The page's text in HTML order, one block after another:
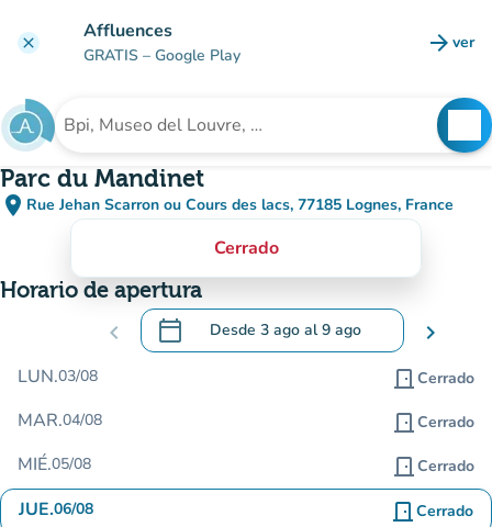
clear Affluences
GRATIS – Google Play arrow_forward ver
Buscar un establecimiento
Parc du Mandinet
place Rue Jehan Scarron ou Cours des lacs, 77185 Lognes, France
(abrir en Google Maps)
(nueva pestaña)
Cerrado
Horario de apertura
chevron_left calendar_today Desde 3 ago al9 ago
.Abra el calendario para cambiar las
chevron_right
LUN.03/08 door_front Cerrado
MAR.04/08 door_front Cerrado
MIÉ.05/08 door_front Cerrado
JUE.06/08 door_front Cerrado